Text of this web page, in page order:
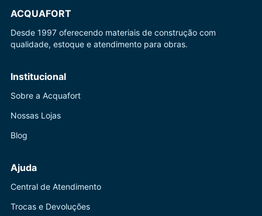
ACQUAFORT
Desde 1997 oferecendo materiais de construção com
qualidade, estoque e atendimento para obras.
Institucional
Sobre a Acquafort
Nossas Lojas
Blog
Ajuda
Central de Atendimento
Trocas e Devoluções